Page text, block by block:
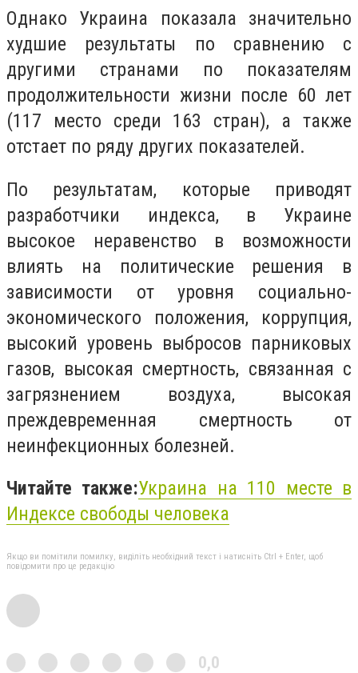
Однако Украина показала значительно
худшие результаты по сравнению с
другими странами по показателям
продолжительности жизни после 60 лет
(117 место среди 163 стран), а также
отстает по ряду других показателей.
По результатам, которые приводят
разработчики индекса, в Украине
высокое неравенство в возможности
влиять на политические решения в
зависимости от уровня социально-
экономического положения, коррупция,
высокий уровень выбросов парниковых
газов, высокая смертность, связанная с
загрязнением воздуха, высокая
преждевременная смертность от
неинфекционных болезней.
Читайте также:Украина на 110 месте в
Индексе свободы человека
Якщо ви помітили помилку, виділіть необхідний текст і натисніть Ctrl + Enter, щоб
повідомити про це редакцію
0,0